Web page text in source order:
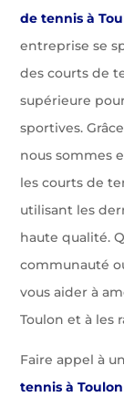
de tennis à
entreprise se
des courts de
supérieure
sportives.
nous sommes
les courts de
utilisant les
haute qualité.
communauté
vous aider à
Toulon et à les
Faire appel à
tennis à Toulon